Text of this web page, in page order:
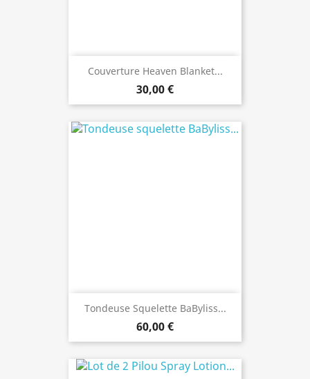
Couverture Heaven Blanket...
30,00 €
Tondeuse Squelette BaByliss...
60,00 €